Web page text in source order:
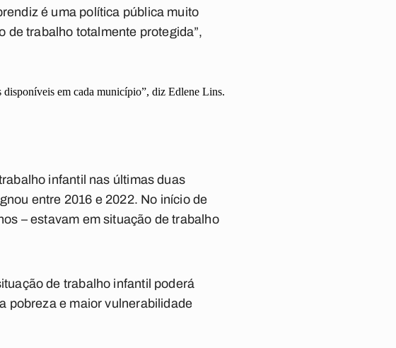
é uma política pública muito
de trabalho totalmente protegida”,
disponíveis em cada município”, diz Edlene Lins.
infantil nas últimas duas
entre 2016 e 2022. No início de
– estavam em situação de trabalho
de trabalho infantil poderá
pobreza e maior vulnerabilidade